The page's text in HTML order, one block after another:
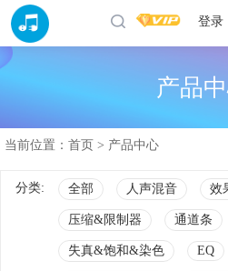
登录
产品
当前位置： 首页 > 产品中心
分类: 全部 人声混音 效
压缩&限制器 通道条
失真&饱和&染色 EQ